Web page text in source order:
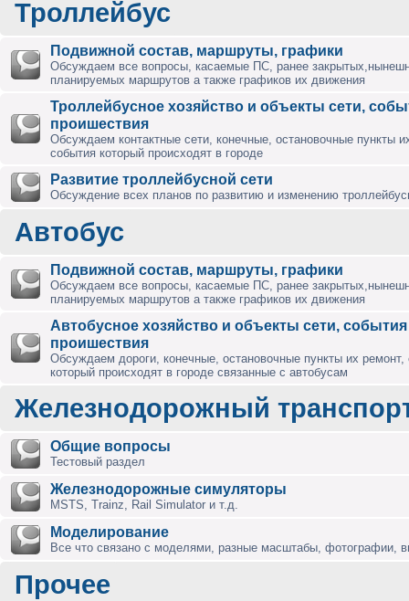
Троллейбус
Подвижной состав, маршруты, графики
Обсуждаем все вопросы, касаемые ПС, ранее
планируемых маршрутов а также графиков их движения
Троллейбусное хозяйство и объекты сети,
проишествия
Обсуждаем контактные сети, конечные, остановочные пункты
события который происходят в городе
Развитие троллейбусной сети
Обсуждение всех планов по развитию и изменению
Автобус
Подвижной состав, маршруты, графики
Обсуждаем все вопросы, касаемые ПС, ранее
планируемых маршрутов а также графиков их движения
Автобусное хозяйство и объекты сети,
проишествия
Обсуждаем дороги, конечные, остановочные пункты их ремонт,
который происходят в городе связанные с автобусам
Железнодорожный
Общие вопросы
Тестовый раздел
Железнодорожные симуляторы
MSTS, Trainz, Rail Simulator и т.д.
Моделирование
Все что связано с моделями, разные масштабы, фотографии,
Прочее